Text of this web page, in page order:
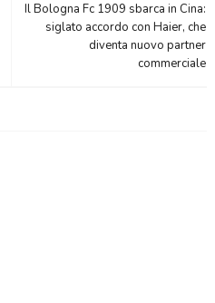
Il Bologna Fc 1909 sbarca in Cina:
siglato accordo con Haier, che
diventa nuovo partner
commerciale